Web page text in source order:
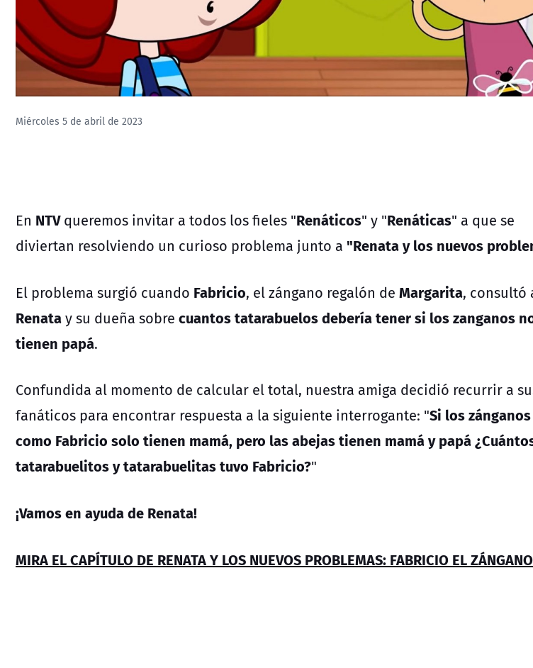
Miércoles 5 de abril de 2023
En NTVqueremos invitar a todos los fieles "Renáticos" y "Renáticas" a que se
diviertan resolviendo un curioso problema junto a "Renata y los nuevos
El problema surgió cuando Fabricio, el zángano regalón de Margarita, consultó
Renatay su dueña sobre cuantos tatarabuelos debería tener si los zanganos
tienen papá.
Confundida al momento de calcular el total, nuestra amiga decidió recurrir a
fanáticos para encontrar respuesta a la siguiente interrogante: "Si los zánganos
como Fabricio solo tienen mamá, pero las abejas tienen mamá y papá
tatarabuelitos y tatarabuelitas tuvo Fabricio?"
¡Vamos en ayuda de Renata!
MIRA EL CAPÍTULO DE RENATA Y LOS NUEVOS PROBLEMAS: FABRICIO EL ZÁNGANO